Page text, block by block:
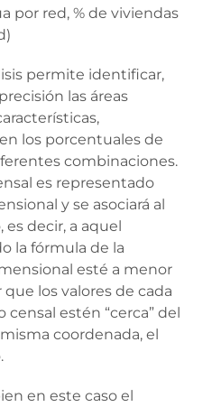
por red, % de viviendas
permite identificar,
las áreas
los porcentuales de
combinaciones.
es representado
y se asociará al
decir, a aquel
la fórmula de la
esté a menor
los valores de cada
estén “cerca” del
coordenada, el
en este caso el